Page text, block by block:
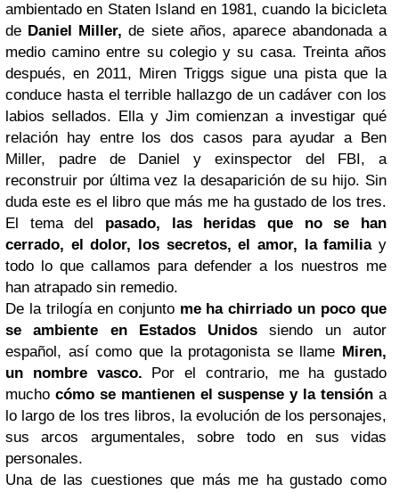
ambientado en Staten Island en 1981, cuando la bicicleta
de Daniel Miller, de siete años, aparece abandonada a
medio camino entre su colegio y su casa. Treinta años
después, en 2011, Miren Triggs sigue una pista que la
conduce hasta el terrible hallazgo de un cadáver con los
labios sellados. Ella y Jim comienzan a investigar qué
relación hay entre los dos casos para ayudar a Ben
Miller, padre de Daniel y exinspector del FBI, a
reconstruir por última vez la desaparición de su hijo. Sin
duda este es el libro que más me ha gustado de los tres.
El tema del pasado, las heridas que no se han
cerrado, el dolor, los secretos, el amor, la familiay
todo lo que callamos para defender a los nuestros me
han atrapado sin remedio.
De la trilogía en conjunto me ha chirriado un poco que
se ambiente en Estados Unidos siendo un autor
español, así como que la protagonista se llame Miren,
un nombre vasco. Por el contrario, me ha gustado
mucho cómo se mantienen el suspense y la tensión a
lo largo de los tres libros, la evolución de los personajes,
sus arcos argumentales, sobre todo en sus vidas
personales.
Una de las cuestiones que más me ha gustado como